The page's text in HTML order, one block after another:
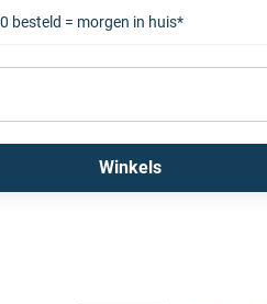
besteld = morgen in huis*
Winkels